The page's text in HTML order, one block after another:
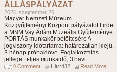
ÁLLÁSPÁLYÁZAT
2025. szeptember 26.
Magyar Nemzeti Múzeum
Közgyűjteményi Központ pályázatot hirdet
a MNM Vay Ádám Muzeális Gyűjteménye
PORTÁS munkakör betöltésére A
jogviszony időtartama: határozatlan idejű,
3 hónap próbaidővel Foglalkoztatás
jellege: teljes munkaidő, 3 havi...
0 Comment Hits:432 Read More...